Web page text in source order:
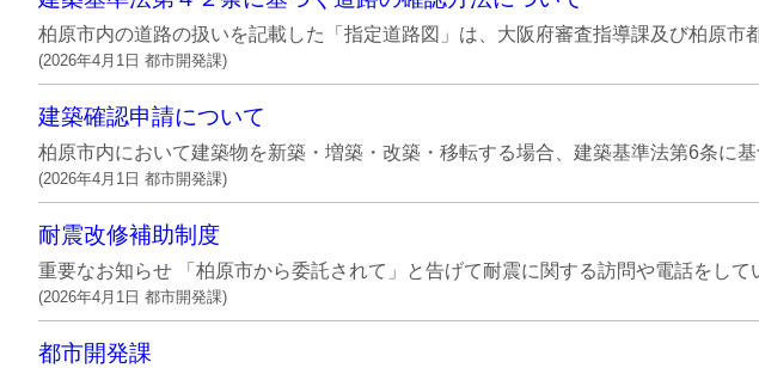
柏原市内の道路の扱いを記載した「指定道路図」は、大阪府審査指導課及び柏原
(2026年4月1日 都市開発課)
建築確認申請について
柏原市内において建築物を新築・増築・改築・移転する場合、建築基準法第6条に
(2026年4月1日 都市開発課)
耐震改修補助制度
重要なお知らせ 「柏原市から委託されて」と告げて耐震に関する訪問や電話をし
(2026年4月1日 都市開発課)
都市開発課